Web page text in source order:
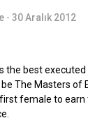
- 30 Aralık 2012
the best
The Masters of
female to earn